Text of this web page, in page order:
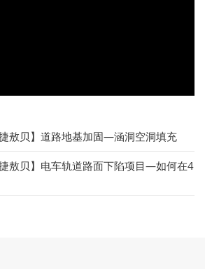
捷敖贝】道路地基加固—涵洞空洞填充
捷敖贝】电车轨道路面下陷项目—如何在4